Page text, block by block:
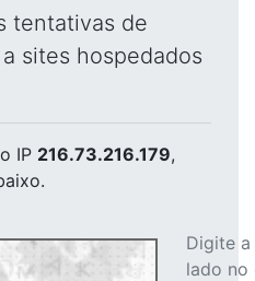
tentativas de
sites hospedados
IP 216.73.216.179,
Digite
lado no